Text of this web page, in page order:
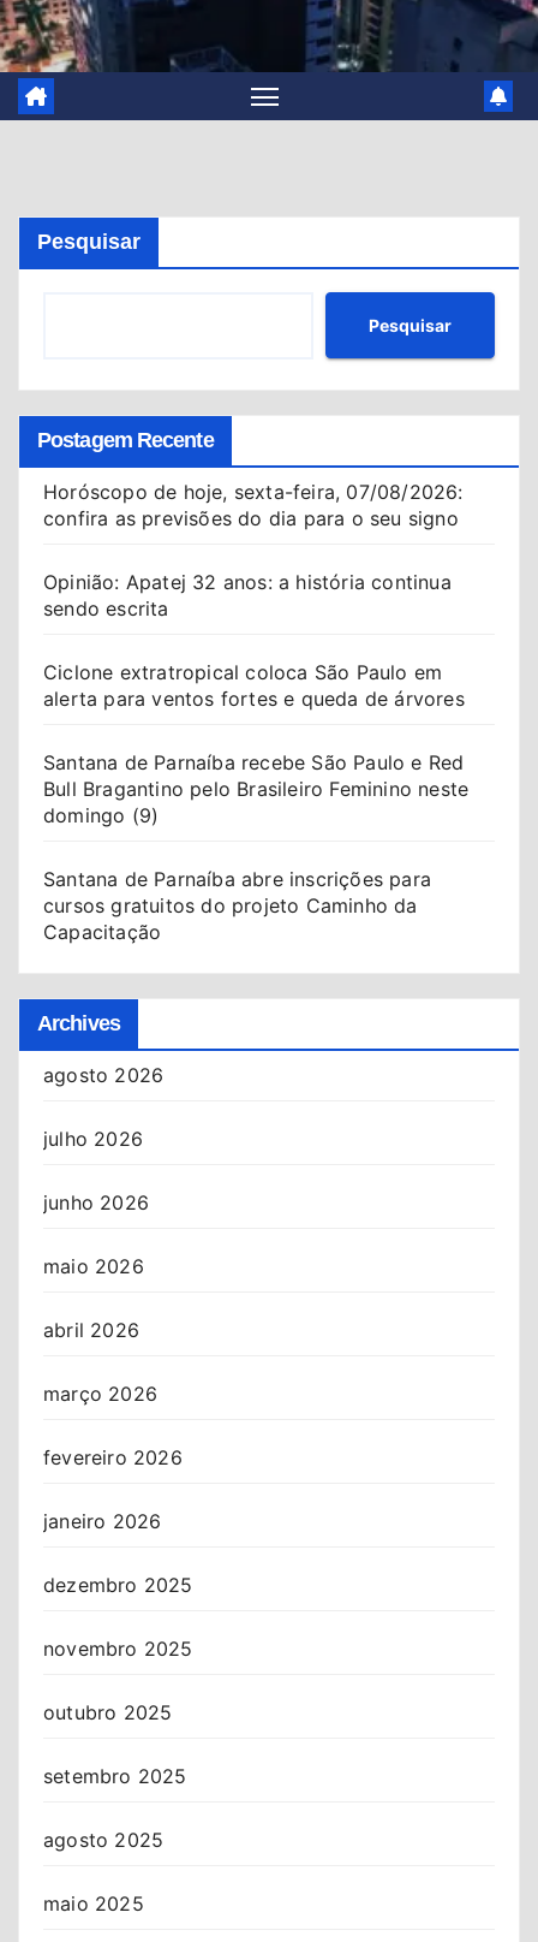
Pesquisar
Pesquisar
Postagem Recente
Horóscopo de hoje, sexta-feira, 07/08/2026:
confira as previsões do dia para o seu signo
Opinião: Apatej 32 anos: a história continua
sendo escrita
Ciclone extratropical coloca São Paulo em
alerta para ventos fortes e queda de árvores
Santana de Parnaíba recebe São Paulo e Red
Bull Bragantino pelo Brasileiro Feminino neste
domingo (9)
Santana de Parnaíba abre inscrições para
cursos gratuitos do projeto Caminho da
Capacitação
Archives
agosto 2026
julho 2026
junho 2026
maio 2026
abril 2026
março 2026
fevereiro 2026
janeiro 2026
dezembro 2025
novembro 2025
outubro 2025
setembro 2025
agosto 2025
maio 2025